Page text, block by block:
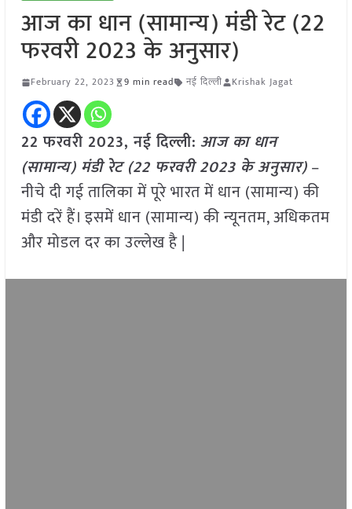
आज का धान (सामान्य) मंडी रेट (22
फरवरी 2023 के अनुसार)
February 22, 2023 9 min read नई दिल्ली Krishak Jagat
22 फरवरी 2023, नई दिल्ली: आज का धान
(सामान्य) मंडी रेट (22 फरवरी 2023 के अनुसार)–
नीचे दी गई तालिका में पूरे भारत में धान (सामान्य) की
मंडी दरें हैं। इसमें धान (सामान्य) की न्यूनतम, अधिकतम
और मोडल दर का उल्लेख है |